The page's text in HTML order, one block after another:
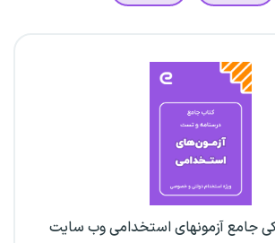
جامع آزمونهای استخدامی وب سایت